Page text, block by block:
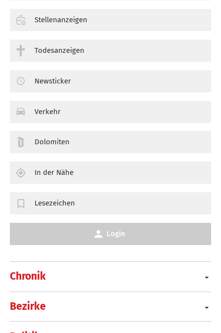
Chronik
Bezirke
Stellenanzeigen
Todesanzeigen
Newsticker
Verkehr
Dolomiten
In der Nähe
Lesezeichen
Login